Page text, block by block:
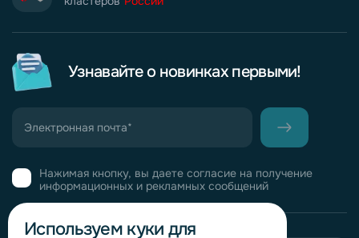
Узнавайте о новинках первыми!
Нажимая кнопку, вы даете согласие на получение
информационных и рекламных сообщений
Используем куки для